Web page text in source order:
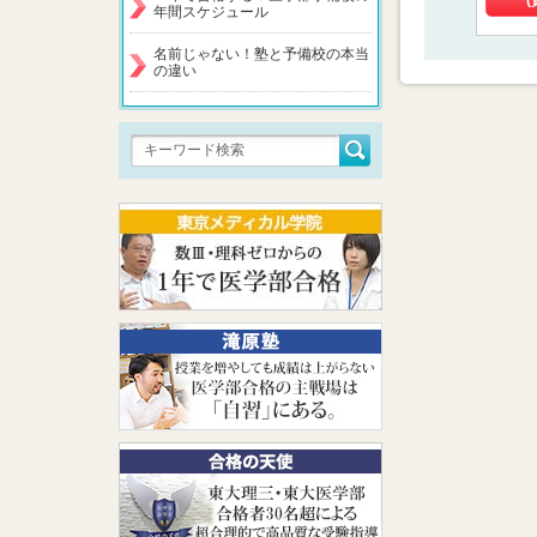
年間スケジュール
名前じゃない！塾と予備校の本当
の違い